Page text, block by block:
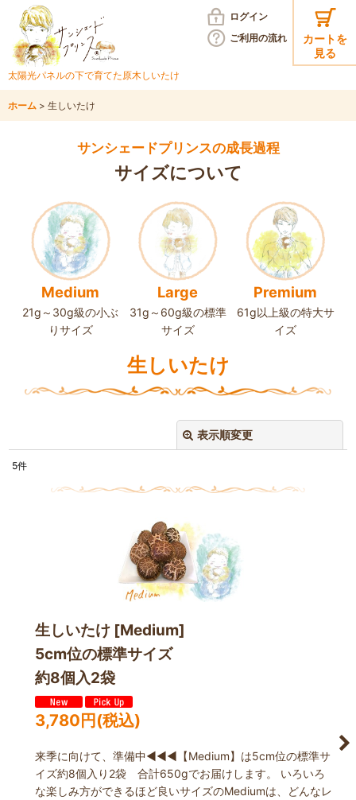
太陽光パネルの下で育てた原木しいたけ
カートを
見る
ログイン
ご利用の流れ
ホーム > 生しいたけ
サンシェードプリンスの成長過程
サイズについて
Medium
21g～30g級の小ぶ
りサイズ
Large
31g～60g級の標準
サイズ
Premium
61g以上級の特大サ
イズ
生しいたけ
表示順変更
絞り込む
5件
生しいたけ [Medium]
5cm位の標準サイズ
約8個入2袋
3,780 円 (税込)
来季に向けて、準備中◀◀◀【Medium】は5cm位の標準サ
イズ約8個入り2袋 合計650gでお届けします。 いろいろ
な楽しみ方ができるほど良いサイズのMediumは、どんなレ